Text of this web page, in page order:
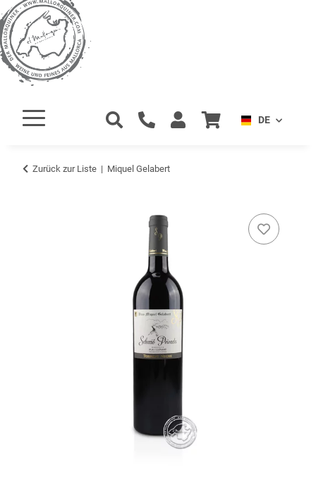
DE
Zurück zur Liste Miquel Gelabert